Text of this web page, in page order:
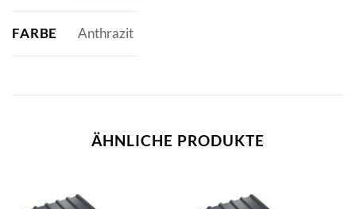
FARBE Anthrazit
ÄHNLICHE PRODUKTE